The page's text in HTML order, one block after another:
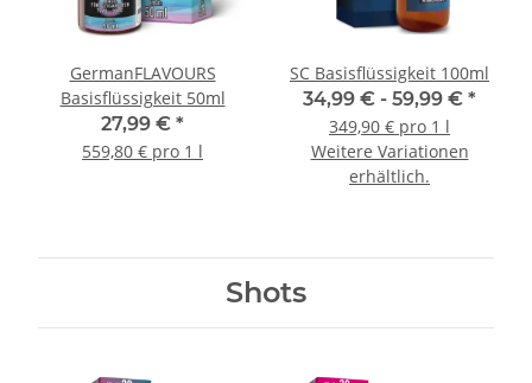
GermanFLAVOURS
Basisflüssigkeit 50ml
27,99 € *
559,80 € pro 1 l
SC Basisflüssigkeit 100ml
34,99 € - 59,99 € *
349,90 € pro 1 l
Weitere Variationen
erhältlich.
Shots